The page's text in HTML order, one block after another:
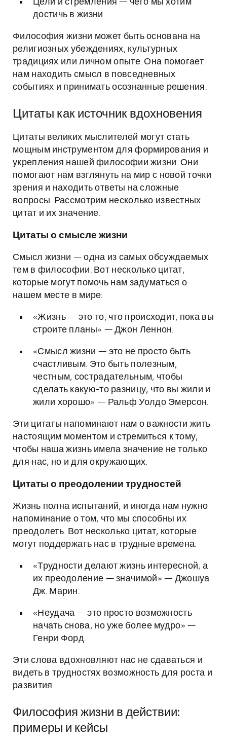
Цели и стремления — чего мы хотим
достичь в жизни.
Философия жизни может быть основана на
религиозных убеждениях, культурных
традициях или личном опыте. Она помогает
нам находить смысл в повседневных
событиях и принимать осознанные решения.
Цитаты как источник вдохновения
Цитаты великих мыслителей могут стать
мощным инструментом для формирования и
укрепления нашей философии жизни. Они
помогают нам взглянуть на мир с новой точки
зрения и находить ответы на сложные
вопросы. Рассмотрим несколько известных
цитат и их значение.
Цитаты о смысле жизни
Смысл жизни — одна из самых обсуждаемых
тем в философии. Вот несколько цитат,
которые могут помочь нам задуматься о
нашем месте в мире:
«Жизнь — это то, что происходит, пока вы
строите планы» — Джон Леннон.
«Смысл жизни — это не просто быть
счастливым. Это быть полезным,
честным, сострадательным, чтобы
сделать какую-то разницу, что вы жили и
жили хорошо» — Ральф Уолдо Эмерсон.
Эти цитаты напоминают нам о важности жить
настоящим моментом и стремиться к тому,
чтобы наша жизнь имела значение не только
для нас, но и для окружающих.
Цитаты о преодолении трудностей
Жизнь полна испытаний, и иногда нам нужно
напоминание о том, что мы способны их
преодолеть. Вот несколько цитат, которые
могут поддержать нас в трудные времена:
«Трудности делают жизнь интересной, а
их преодоление — значимой» — Джошуа
Дж. Марин.
«Неудача — это просто возможность
начать снова, но уже более мудро» —
Генри Форд.
Эти слова вдохновляют нас не сдаваться и
видеть в трудностях возможность для роста и
развития.
Философия жизни в действии:
примеры и кейсы